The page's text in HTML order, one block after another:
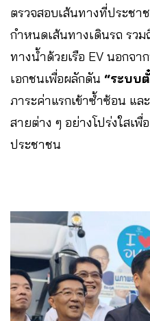
ตรวจสอบเส้นทางที่ประชา
กำหนดเส้นทางเดินรถ รว
ทางน้ำด้วยเรือ EV นอกจา
เอกชนเพื่อผลักดัน “ระบบ
ภาระค่าแรกเข้าซ้ำซ้อน แ
สายต่าง ๆ อย่างโปร่งใสเพื่
ประชาชน